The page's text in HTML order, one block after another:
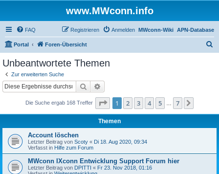
www.MWconn.info
FAQ APN-Database
MWconn-Wiki
Anmelden
Registrieren
Portal Foren-Übersicht
Unbeantwortete Themen
Zur erweiterten Suche
Suche
Die Suche ergab 168 Treffer Seite 1von
1 2 3 4 5 7
Themen
Account löschen
Letzter Beitrag von Scoty « Di 18. Aug 2020, 09:34
Verfasst in Hilfe zum Forum
MWconn IXconn Entwicklung Support Forum hier
Letzter Beitrag von DPITTI « Fr 23. Nov 2018, 01:16